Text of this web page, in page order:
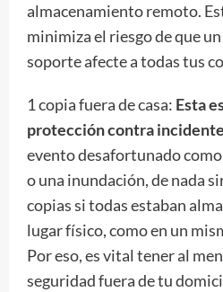
almacenamiento remoto.
minimiza el riesgo de que
soporte afecte a todas tus
1 copia fuera de casa: Esta
protección contra
evento desafortunado
o una inundación, de nada
copias si todas estaban
lugar físico, como en un
Por eso, es vital tener al
seguridad fuera de tu